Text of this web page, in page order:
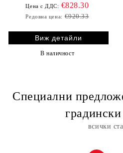
Цена с ДДС: €828.30
Редовна цена: €920.33
Виж детайли
В наличност
Специални
всички